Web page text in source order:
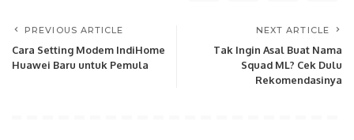
PREVIOUS ARTICLE
Cara Setting Modem IndiHome
Huawei Baru untuk Pemula
NEXT ARTICLE
Tak Ingin Asal Buat Nama
Squad ML? Cek Dulu
Rekomendasinya